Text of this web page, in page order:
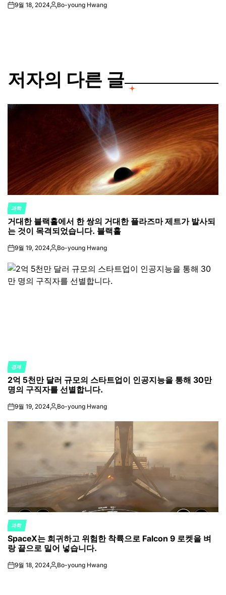
on9월 18, 2024Posted
Bo-young Hwang
저자의 다른 글
POSTED
IN
과학
거대한 블랙홀에서 한 쌍의 거대한 플라즈마 제트가 발사되
는 것이 목격되었습니다. 블랙홀
on9월 19, 2024Posted
Bo-young Hwang
POSTED
IN
경제
2억 5천만 달러 규모의 스타트업이 인공지능을 통해 30만
명의 구직자를 선별합니다.
on9월 19, 2024Posted
Bo-young Hwang
POSTED
IN
과학
SpaceX는 희귀하고 위험한 착륙으로 Falcon 9 로켓을 벼
랑 끝으로 밀어 넣습니다.
on9월 18, 2024Posted
Bo-young Hwang